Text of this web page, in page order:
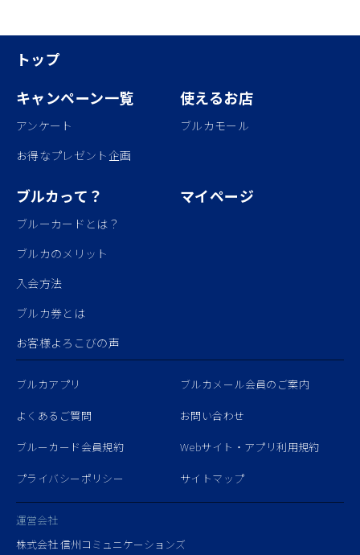
トップ
キャンペーン一覧
アンケート
お得なプレゼント企画
使えるお店
ブルカモール
ブルカって？
ブルーカードとは？
ブルカのメリット
入会方法
ブルカ券とは
お客様よろこびの声
マイページ
ブルカアプリ ブルカメール会員のご案内
よくあるご質問 お問い合わせ
ブルーカード会員規約 Webサイト・アプリ利用規約
プライバシーポリシー サイトマップ
運営会社
株式会社 信州コミュニケーションズ